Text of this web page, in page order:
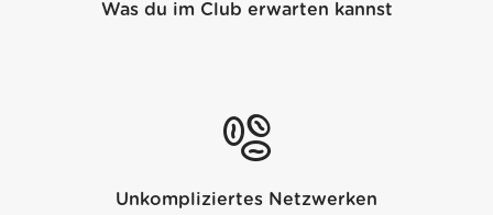
Was du im Club erwarten kannst
Unkompliziertes Netzwerken